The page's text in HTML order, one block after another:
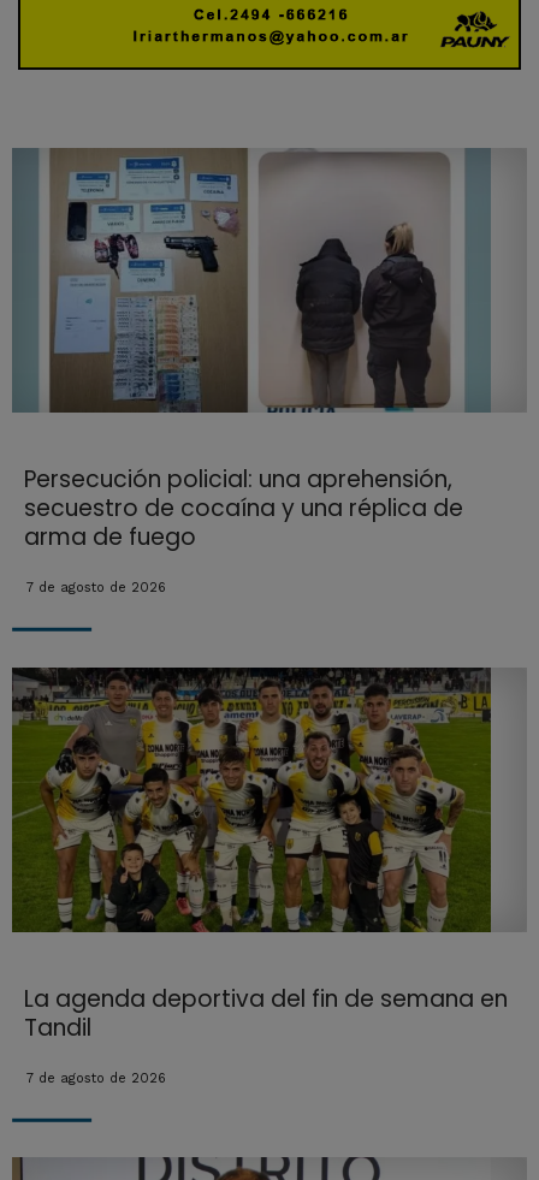
Persecución policial: una aprehensión,
secuestro de cocaína y una réplica de
arma de fuego
7 de agosto de 2026
La agenda deportiva del fin de semana en
Tandil
7 de agosto de 2026